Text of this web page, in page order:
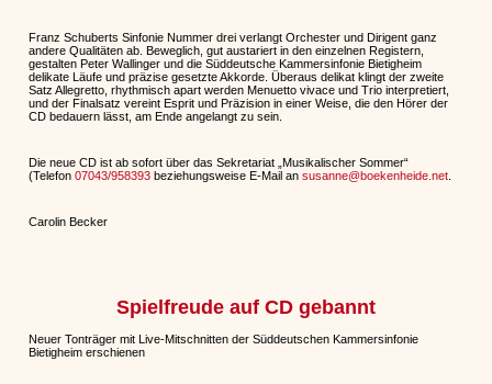
Franz Schuberts Sinfonie Nummer drei verlangt Orchester und Dirigent ganz
andere Qualitäten ab. Beweglich, gut austariert in den einzelnen Registern,
gestalten Peter Wallinger und die Süddeutsche Kammersinfonie Bietigheim
delikate Läufe und präzise gesetzte Akkorde. Überaus delikat klingt der zweite
Satz Allegretto, rhythmisch apart werden Menuetto vivace und Trio interpretiert,
und der Finalsatz vereint Esprit und Präzision in einer Weise, die den Hörer der
CD bedauern lässt, am Ende angelangt zu sein.
Die neue CD ist ab sofort über das Sekretariat „Musikalischer Sommer“
(Telefon07043/958393 beziehungsweise E-Mail ansusanne@boekenheide.net
Carolin Becker
Spielfreude auf CD gebannt
Neuer Tonträger mit Live-Mitschnitten der Süddeutschen Kammersinfonie
Bietigheim erschienen